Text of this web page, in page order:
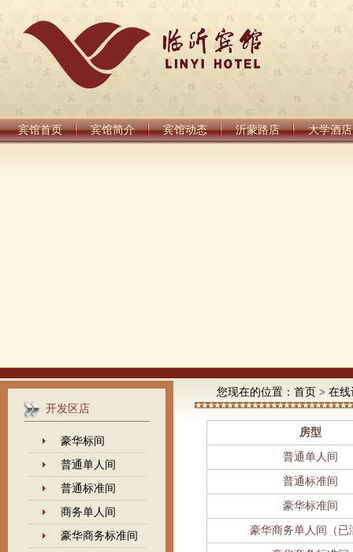
宾馆首页 宾馆简介 宾馆动态 沂蒙路店 大学酒店
开发区店
豪华标间
普通单人间
普通标准间
商务单人间
豪华商务标准间
您现在的位置： 首页 > 在线
房型
普通单人间
普通标准间
豪华标准间
豪华商务单人间（已